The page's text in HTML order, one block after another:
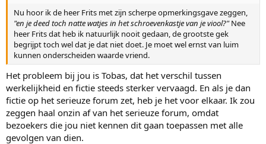
Nu hoor ik de heer Frits met zijn scherpe opmerkingsgave zeggen,
"en je deed toch natte watjes in het schroevenkastje van je viool?"Nee
heer Frits dat heb ik natuurlijk nooit gedaan, de grootste gek
begrijpt toch wel dat je dat niet doet. Je moet wel ernst van luim
kunnen onderscheiden waarde vriend.
Het probleem bij jou is Tobas, dat het verschil tussen
werkelijkheid en fictie steeds sterker vervaagd. En als je dan
fictie op het serieuze forum zet, heb je het voor elkaar. Ik zou
zeggen haal onzin af van het serieuze forum, omdat
bezoekers die jou niet kennen dit gaan toepassen met alle
gevolgen van dien.